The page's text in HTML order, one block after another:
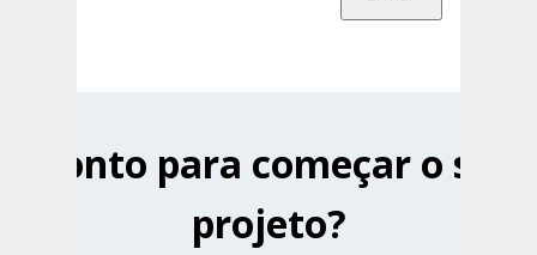
Pronto para começar o seu
projeto?